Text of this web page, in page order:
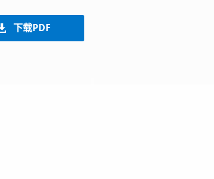
下载PDF